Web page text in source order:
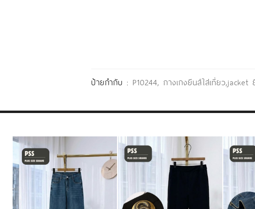
ป้ายกำกับ :P10244,กางเกงยีนส์ใส่เที่ยว,jacket